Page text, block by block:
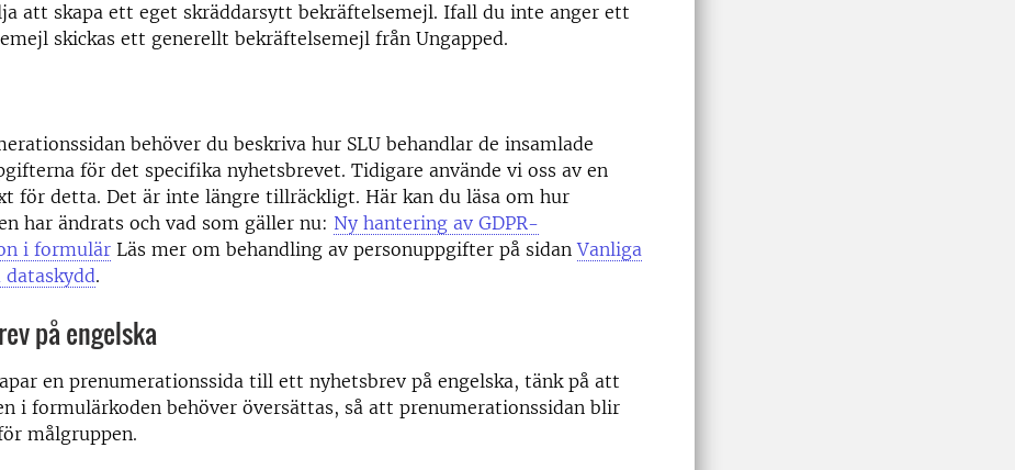
att skapa ett eget skräddarsytt bekräftelsemejl. Ifall du inte anger ett
skickas ett generellt bekräftelsemejl från Ungapped.
behöver du beskriva hur SLU behandlar de insamlade
för det specifika nyhetsbrevet. Tidigare använde vi oss av en
för detta. Det är inte längre tillräckligt. Här kan du läsa om hur
har ändrats och vad som gäller nu: Ny hantering av GDPR-
i formulär Läs mer om behandling av personuppgifter på sidanVanliga
.
på engelska
en prenumerationssida till ett nyhetsbrev på engelska, tänk på att
i formulärkoden behöver översättas, så att prenumerationssidan blir
målgruppen.